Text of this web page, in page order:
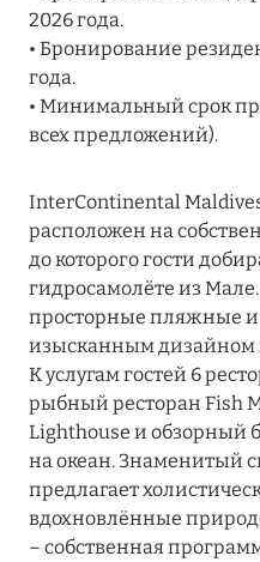
Подробнее
27 сентября 2024
КОНЦЕПЦИЯ «ВСЁ
ЭКСКЛЮЗИВНО»
Подробнее
20 августа 2024
ВЫГОДНАЯ
И ULTIMA
Подробнее
08 августа 2024
2026 года.
• Бронирование
года.
• Минимальный срок
всех предложений).
InterContinental
расположен на
до которого гости
гидросамолёте из
просторные пляжные
изысканным дизайном
К услугам гостей 6
рыбный ресторан Fish
Lighthouse и обзорный
на океан. Знаменитый
предлагает
вдохновлённые
– собственная